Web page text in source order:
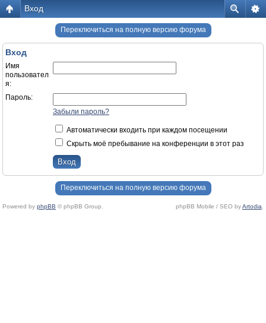
Вход
Переключиться на полную версию форума
Вход
Имя
пользовател
я:
Пароль:
Забыли пароль?
Автоматически входить при каждом посещении
Скрыть моё пребывание на конференции в этот раз
Переключиться на полную версию форума
Powered by phpBB © phpBB Group. phpBB Mobile / SEO byArtodia